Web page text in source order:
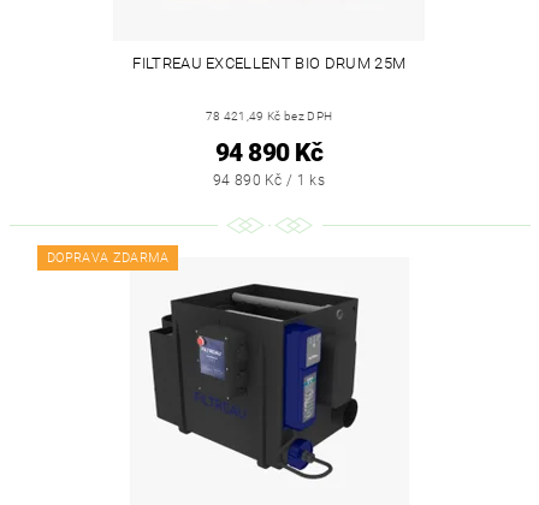
FILTREAU EXCELLENT BIO DRUM 25M
78 421,49 Kč bez DPH
94 890 Kč
94 890 Kč / 1 ks
DOPRAVA ZDARMA